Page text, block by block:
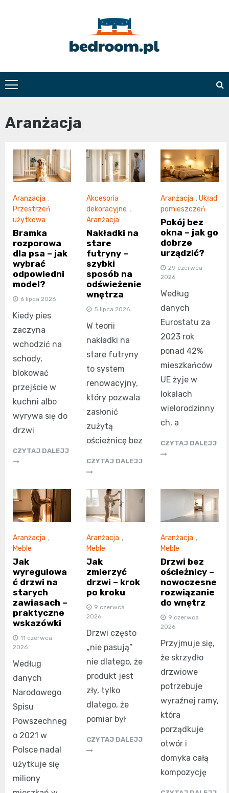
Bedroom.pl
Aranżacja
Aranżacja ,
Przestrzeń
użytkowa
Bramka
rozporowa
dla psa – jak
wybrać
odpowiedni
model?
6 lipca 2026
Kiedy pies
zaczyna
wchodzić na
schody,
blokować
przejście w
kuchni albo
wyrywa się do
drzwi
CZYTAJ DALEJJ
Akcesoria
dekoracyjne ,
Aranżacja
Nakładki na
stare
futryny –
szybki
sposób na
odświeżenie
wnętrza
5 lipca 2026
W teorii
nakładki na
stare futryny
to system
renowacyjny,
który pozwala
zasłonić
zużytą
ościeżnicę bez
CZYTAJ DALEJJ
Aranżacja ,Układ
pomieszczeń
Pokój bez
okna – jak go
dobrze
urządzić?
29 czerwca
2026
Według
danych
Eurostatu za
2023 rok
ponad 42%
mieszkańców
UE żyje w
lokalach
wielorodzinny
ch, a
CZYTAJ DALEJJ
Aranżacja ,
Meble
Jak
wyregulowa
ć drzwi na
starych
zawiasach –
praktyczne
wskazówki
11 czerwca
2026
Według
danych
Narodowego
Spisu
Powszechneg
o 2021 w
Polsce nadal
użytkuje się
miliony
Aranżacja ,
Meble
Jak
zmierzyć
drzwi – krok
po kroku
9 czerwca
2026
Drzwi często
„nie pasują”
nie dlatego, że
produkt jest
zły, tylko
dlatego, że
pomiar był
CZYTAJ DALEJJ
Aranżacja ,
Meble
Drzwi bez
ościeżnicy –
nowoczesne
rozwiązanie
do wnętrz
9 czerwca
2026
Przyjmuje się,
że skrzydło
drzwiowe
potrzebuje
wyraźnej ramy,
która
porządkuje
otwór i
domyka całą
kompozycję